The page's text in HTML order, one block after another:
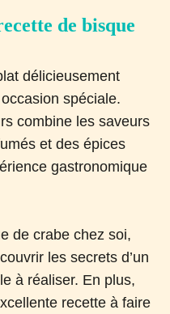
de bisque
délicieusement
spéciale.
combine les saveurs
et des épices
gastronomique
de crabe chez soi,
les secrets d’un
à réaliser. En plus,
recette à faire